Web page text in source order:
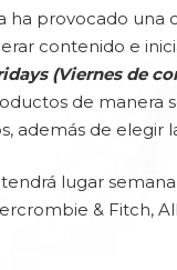
ha provocado una
contenido e
(Viernes de
de manera
además de elegir
lugar
& Fitch,